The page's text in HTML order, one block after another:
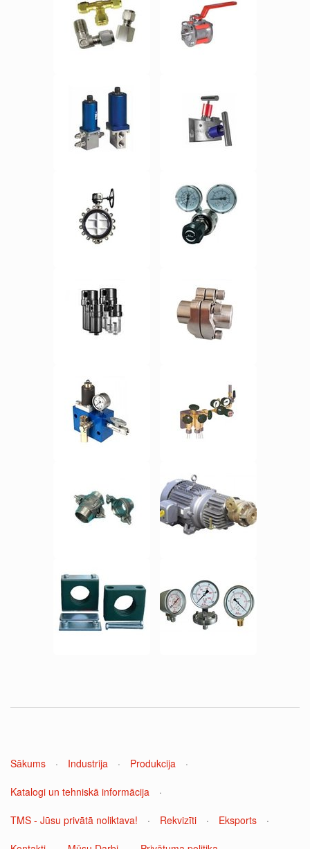
Sākums · Industrija · Produkcija ·
Katalogi un tehniskā informācija ·
TMS - Jūsu privātā noliktava! · Rekvizīti · Eksports ·